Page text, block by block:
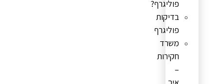
פוליגרף?
בדיקות
פוליגרף
משרד
חקירות
–